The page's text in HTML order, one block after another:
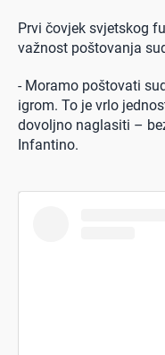
Prvi čovjek svjetskog
važnost poštovanja
- Moramo poštovati
igrom. To je vrlo
dovoljno naglasiti –
Infantino.